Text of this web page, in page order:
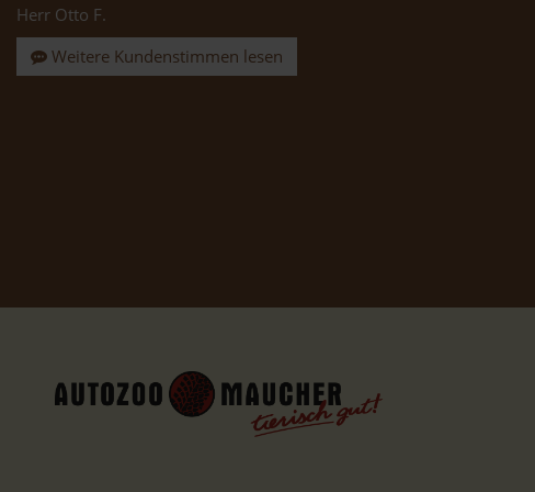
Herr Otto F.
Weitere Kundenstimmen lesen